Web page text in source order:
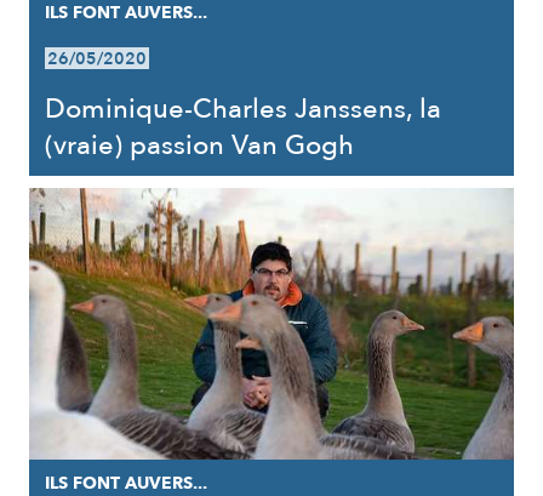
ILS FONT AUVERS...
26/05/2020
Dominique-Charles Janssens, la
(vraie) passion Van Gogh
ILS FONT AUVERS...